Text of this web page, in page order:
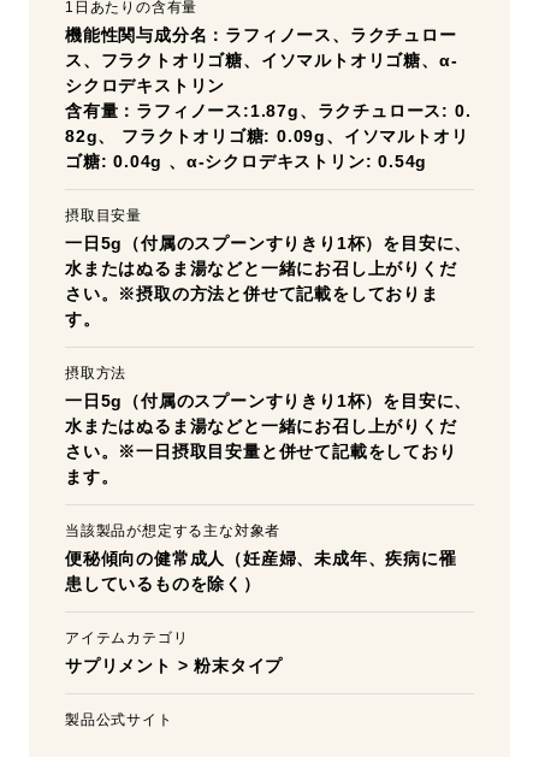
1日あたりの含有量
機能性関与成分名：ラフィノース、ラクチュロー
ス、フラクトオリゴ糖、イソマルトオリゴ糖、α-
シクロデキストリン
含有量：ラフィノース:1.87g、ラクチュロース: 0.
82g、 フラクトオリゴ糖: 0.09g、イソマルトオリ
ゴ糖: 0.04g 、α-シクロデキストリン: 0.54g
摂取目安量
一日5g（付属のスプーンすりきり1杯）を目安に、
水またはぬるま湯などと一緒にお召し上がりくだ
さい。※摂取の方法と併せて記載をしておりま
す。
摂取方法
一日5g（付属のスプーンすりきり1杯）を目安に、
水またはぬるま湯などと一緒にお召し上がりくだ
さい。※一日摂取目安量と併せて記載をしており
ます。
当該製品が想定する主な対象者
便秘傾向の健常成人（妊産婦、未成年、疾病に罹
患しているものを除く）
アイテムカテゴリ
サプリメント >粉末タイプ
製品公式サイト